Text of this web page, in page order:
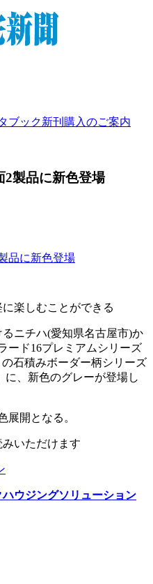
ブック新刊購入のご案内
2製品に新色登場
楽しむことができる
ニチハ(愛知県名古屋市)か
ード16プレミアムシリーズ
石積みボーダー柄シリーズ
に、新色のグレーが登場し
開となる。
いただけます
ハウジングソリューション